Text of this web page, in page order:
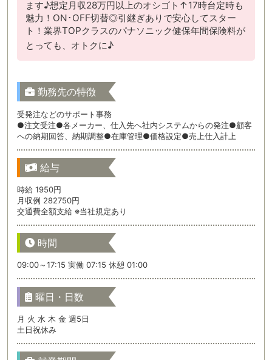
ます♪想定月収28万円以上のオシゴト↑17時台定時も
魅力！ON･OFF切替◎引継ぎありで安心してスター
ト！業界TOPクラスのパナソニック健保年間保険料が
とっても、オトクに♪
勤務先の特徴
受発注などのサポート事務
●注文受注●各メーカー、仕入先へ社内システムからの発注●顧客
への納期回答、納期調整●在庫管理●価格設定●売上仕入計上
給与
時給 1950円
月収例 282750円
交通費全額支給 ※当社規定あり
時間
09:00～17:15 実働 07:15 休憩 01:00
曜日・日数
月 火 水 木 金 週5日
土日祝休み